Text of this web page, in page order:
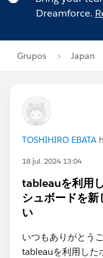
Dreamforce.
Grupos Japan
TOSHIHIRO EBATA
18 jul. 2024 13:04
tableauを利用
シュボードを
い
いつもありがとう
tableauを利用した